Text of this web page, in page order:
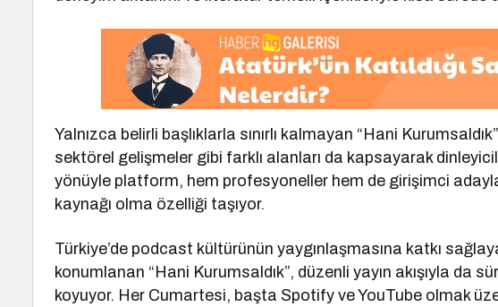
Yalnızca belirli başlıklarla sınırlı kalmayan “Hani
sektörel gelişmeler gibi farklı alanları da kapsayarak
yönüyle platform, hem profesyoneller hem de girişimci
kaynağı olma özelliği taşıyor.
Türkiye’de podcast kültürünün yaygınlaşmasına katkı
konumlanan “Hani Kurumsaldık”, düzenli yayın akışıyla da
koyuyor. Her Cumartesi, başta Spotify ve YouTube olmak